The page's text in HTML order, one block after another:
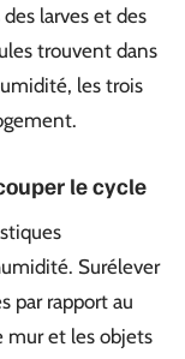
larves et des
trouvent dans
les trois
le cycle
Surélever
par rapport au
mur et les objets